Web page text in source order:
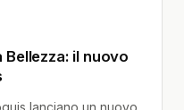
il nuovo
lanciano un nuovo